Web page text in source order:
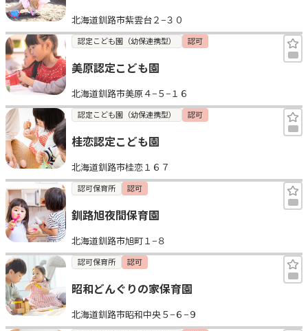
北海道釧路市紫雲台２−３０
認定こども園（幼保連携型） 認可
美原認定こども園
北海道釧路市美原４−５−１６
認定こども園（幼保連携型） 認可
桂恋認定こども園
北海道釧路市桂恋１６７
認可保育所 認可
釧路旭夜間保育園
北海道釧路市旭町１−８
認可保育所 認可
昭和どんぐりの家保育園
北海道釧路市昭和中央５−６−９